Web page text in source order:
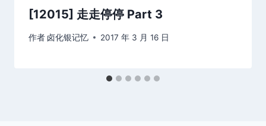
[12015] 走走停停 Part 3
作者 卤化银记忆 2017 年 3 月 16 日